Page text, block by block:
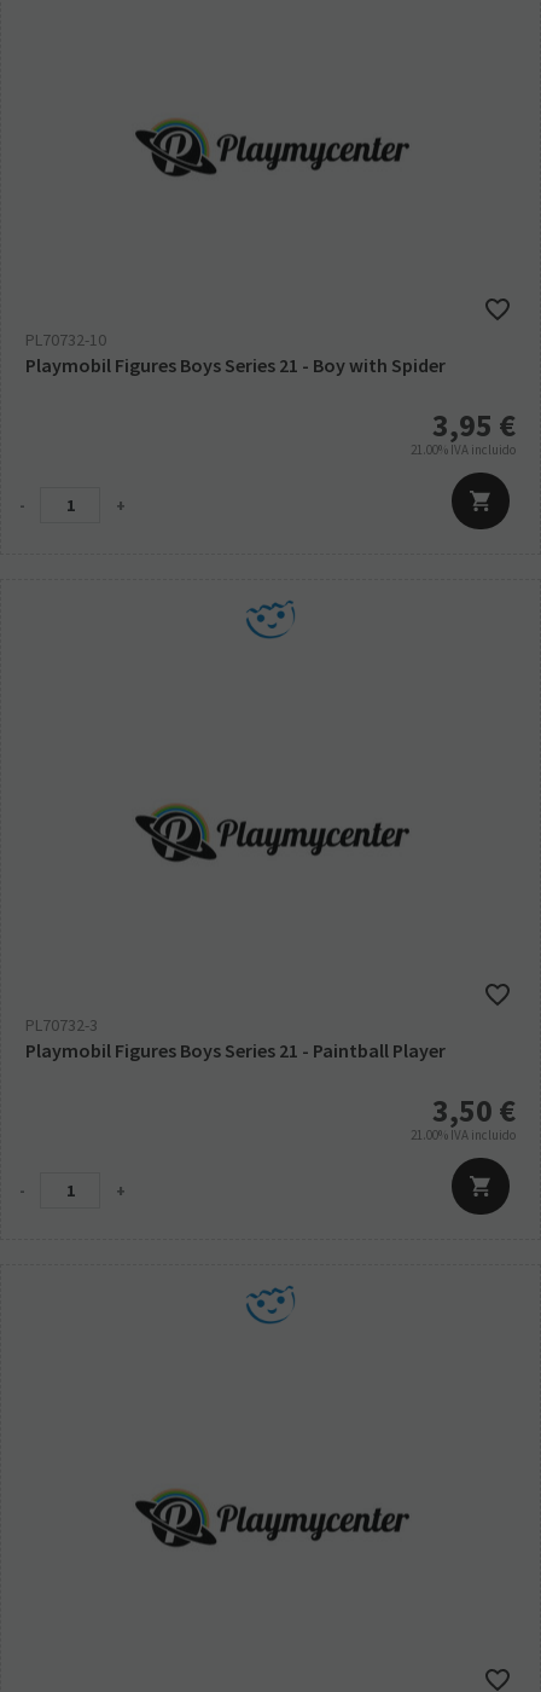
PL70732-10
Playmobil Figures Boys Series 21 - Boy with Spider
3,95 €
21.00% IVA incluido
- +
PL70732-3
Playmobil Figures Boys Series 21 - Paintball Player
3,50 €
21.00% IVA incluido
- +